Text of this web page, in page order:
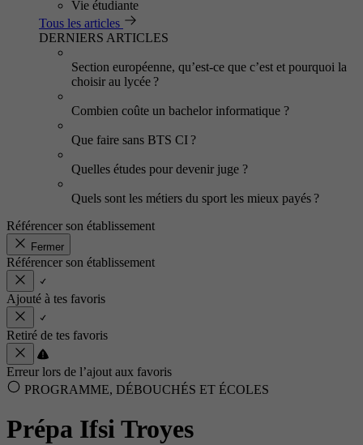
Vie étudiante
Tous les articles
DERNIERS ARTICLES
Section européenne, qu’est-ce que c’est et pourquoi la
choisir au lycée ?
Combien coûte un bachelor informatique ?
Que faire sans BTS CI ?
Quelles études pour devenir juge ?
Quels sont les métiers du sport les mieux payés ?
Référencer son établissement
Fermer
Référencer son établissement
Ajouté à tes favoris
Retiré de tes favoris
Erreur lors de l’ajout aux favoris
PROGRAMME, DÉBOUCHÉS ET ÉCOLES
Prépa Ifsi Troyes